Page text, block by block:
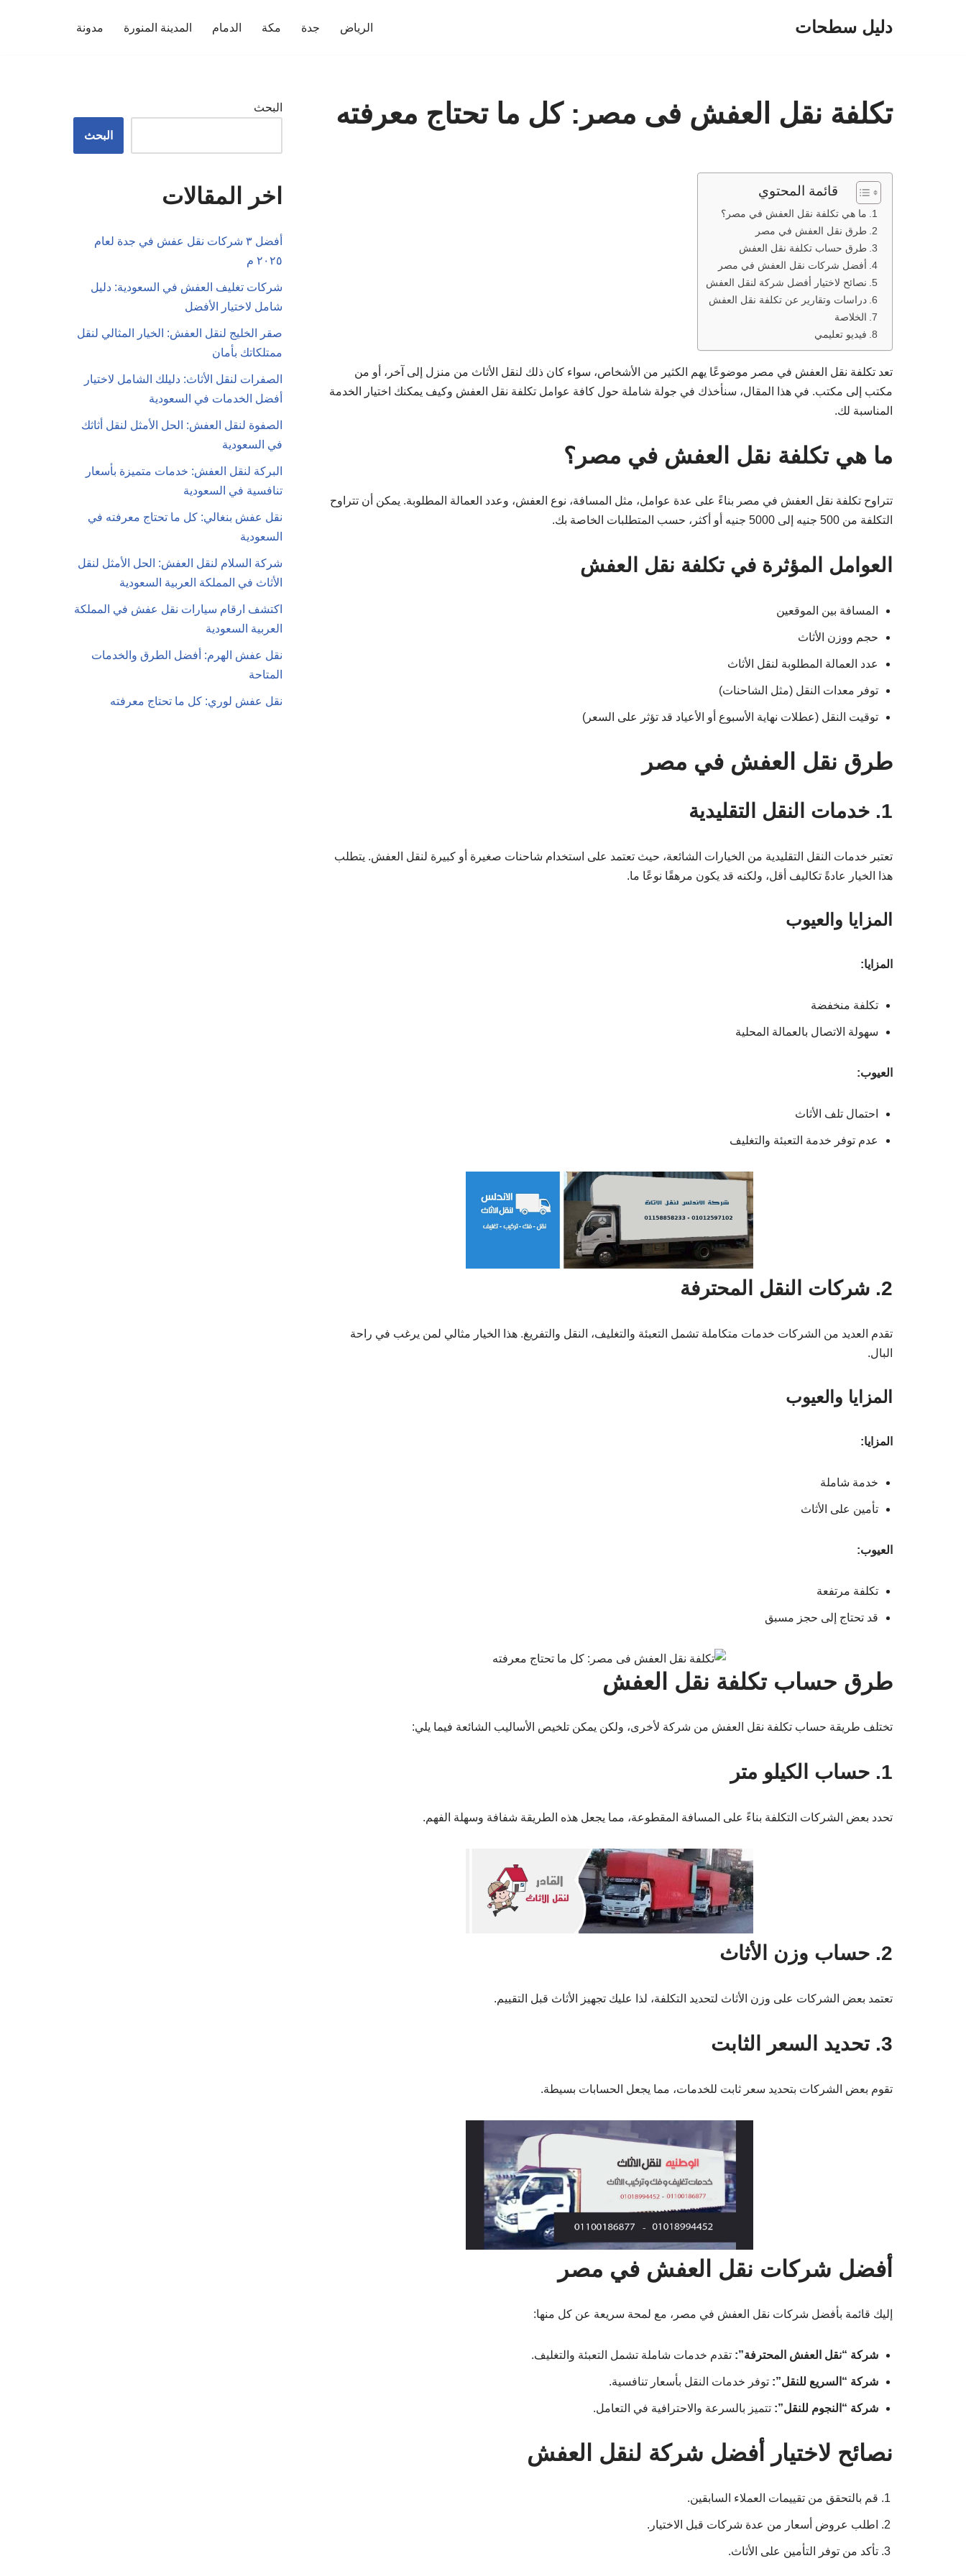
دليل سطحات الرياض جدة مكة الدمام المدينة المنورة مدونة
تكلفة نقل العفش فى مصر: كل ما تحتاج معرفته
قائمة المحتوي
ما هي تكلفة نقل العفش في مصر؟
طرق نقل العفش في مصر
طرق حساب تكلفة نقل العفش
أفضل شركات نقل العفش في مصر
نصائح لاختيار أفضل شركة لنقل العفش
دراسات وتقارير عن تكلفة نقل العفش
الخلاصة
فيديو تعليمي
تعد تكلفة نقل العفش في مصر موضوعًا يهم الكثير من الأشخاص، سواء كان ذلك لنقل الأثاث من منزل إلى آخر، أو من
مكتب إلى مكتب. في هذا المقال، سنأخذك في جولة شاملة حول كافة عوامل تكلفة نقل العفش وكيف يمكنك اختيار الخدمة
المناسبة لك.
ما هي تكلفة نقل العفش في مصر؟
تتراوح تكلفة نقل العفش في مصر بناءً على عدة عوامل، مثل المسافة، نوع العفش، وعدد العمالة المطلوبة. يمكن أن تتراوح
التكلفة من 500 جنيه إلى 5000 جنيه أو أكثر، حسب المتطلبات الخاصة بك.
العوامل المؤثرة في تكلفة نقل العفش
المسافة بين الموقعين
حجم ووزن الأثاث
عدد العمالة المطلوبة لنقل الأثاث
توفر معدات النقل (مثل الشاحنات)
توقيت النقل (عطلات نهاية الأسبوع أو الأعياد قد تؤثر على السعر)
طرق نقل العفش في مصر
1. خدمات النقل التقليدية
تعتبر خدمات النقل التقليدية من الخيارات الشائعة، حيث تعتمد على استخدام شاحنات صغيرة أو كبيرة لنقل العفش. يتطلب
هذا الخيار عادةً تكاليف أقل، ولكنه قد يكون مرهقًا نوعًا ما.
المزايا والعيوب
المزايا:
تكلفة منخفضة
سهولة الاتصال بالعمالة المحلية
العيوب:
احتمال تلف الأثاث
عدم توفر خدمة التعبئة والتغليف
2. شركات النقل المحترفة
تقدم العديد من الشركات خدمات متكاملة تشمل التعبئة والتغليف، النقل والتفريغ. هذا الخيار مثالي لمن يرغب في راحة
البال.
المزايا والعيوب
المزايا:
خدمة شاملة
تأمين على الأثاث
العيوب:
تكلفة مرتفعة
قد تحتاج إلى حجز مسبق
طرق حساب تكلفة نقل العفش
تختلف طريقة حساب تكلفة نقل العفش من شركة لأخرى، ولكن يمكن تلخيص الأساليب الشائعة فيما يلي:
1. حساب الكيلو متر
تحدد بعض الشركات التكلفة بناءً على المسافة المقطوعة، مما يجعل هذه الطريقة شفافة وسهلة الفهم.
2. حساب وزن الأثاث
تعتمد بعض الشركات على وزن الأثاث لتحديد التكلفة، لذا عليك تجهيز الأثاث قبل التقييم.
3. تحديد السعر الثابت
تقوم بعض الشركات بتحديد سعر ثابت للخدمات، مما يجعل الحسابات بسيطة.
أفضل شركات نقل العفش في مصر
إليك قائمة بأفضل شركات نقل العفش في مصر، مع لمحة سريعة عن كل منها:
شركة “نقل العفش المحترفة”: تقدم خدمات شاملة تشمل التعبئة والتغليف.
شركة “السريع للنقل”: توفر خدمات النقل بأسعار تنافسية.
شركة “النجوم للنقل”: تتميز بالسرعة والاحترافية في التعامل.
نصائح لاختيار أفضل شركة لنقل العفش
قم بالتحقق من تقييمات العملاء السابقين.
اطلب عروض أسعار من عدة شركات قبل الاختيار.
تأكد من توفر التأمين على الأثاث.
البحث
البحث
اخر المقالات
أفضل ٣ شركات نقل عفش في جدة لعام
٢٠٢٥ م
شركات تغليف العفش في السعودية: دليل
شامل لاختيار الأفضل
صقر الخليج لنقل العفش: الخيار المثالي لنقل
ممتلكاتك بأمان
الصفرات لنقل الأثاث: دليلك الشامل لاختيار
أفضل الخدمات في السعودية
الصفوة لنقل العفش: الحل الأمثل لنقل أثاثك
في السعودية
البركة لنقل العفش: خدمات متميزة بأسعار
تنافسية في السعودية
نقل عفش بنغالي: كل ما تحتاج معرفته في
السعودية
شركة السلام لنقل العفش: الحل الأمثل لنقل
الأثاث في المملكة العربية السعودية
اكتشف ارقام سيارات نقل عفش في المملكة
العربية السعودية
نقل عفش الهرم: أفضل الطرق والخدمات
المتاحة
نقل عفش لوري: كل ما تحتاج معرفته